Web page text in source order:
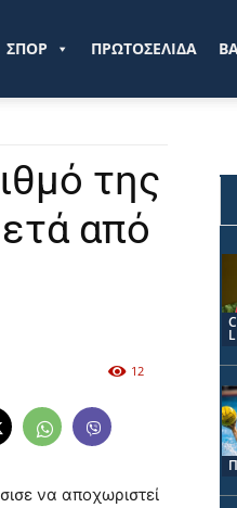
ΣΠΟΡ ΠΡΩΤΟΣΕΛΙΔΑ
της
από
12
να αποχωριστεί